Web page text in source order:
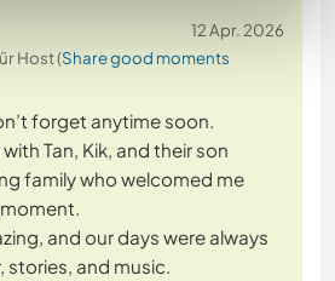
12 Apr. 2026
Host (Share good moments
forget anytime soon.
Tan, Kik, and their son
family who welcomed me
and our days were always
stories, and music.